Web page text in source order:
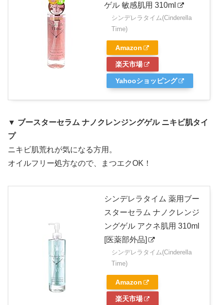
ゲル 敏感肌用 310ml
シンデレラタイム(Cinderella
Time)
Amazon
楽天市場
Yahooショッピング
▼ ブースターセラム ナノクレンジングゲル ニキビ肌タイ
プ
ニキビ肌荒れが気になる方用。
オイルフリー処方なので、まつエクOK！
シンデレラタイム 薬用ブー
スターセラム ナノクレンジ
ングゲル アクネ肌用 310ml
[医薬部外品]
シンデレラタイム(Cinderella
Time)
Amazon
楽天市場